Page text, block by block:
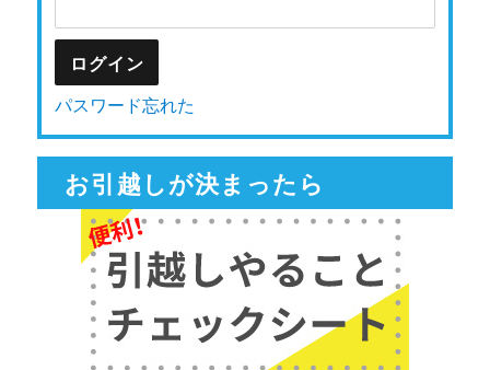
パスワード忘れた
お引越しが決まったら